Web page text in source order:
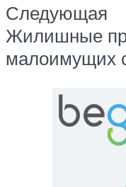
Следующая
Жилишные
малоимущих